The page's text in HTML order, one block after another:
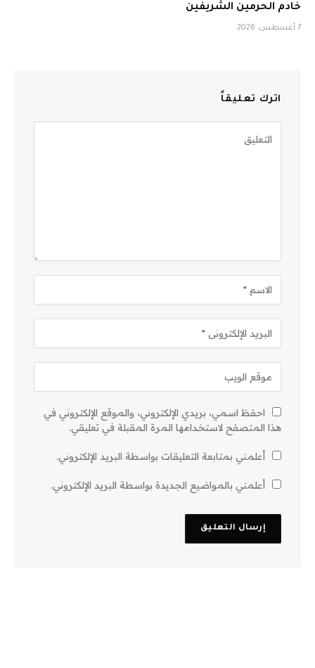
خادم الحرمين الشريفين
7 أغسطس، 2026
اترك تعليقاً
احفظ اسمي، بريدي الإلكتروني، والموقع الإلكتروني في
هذا المتصفح لاستخدامها المرة المقبلة في تعليقي.
أعلمني بمتابعة التعليقات بواسطة البريد الإلكتروني.
أعلمني بالمواضيع الجديدة بواسطة البريد الإلكتروني.